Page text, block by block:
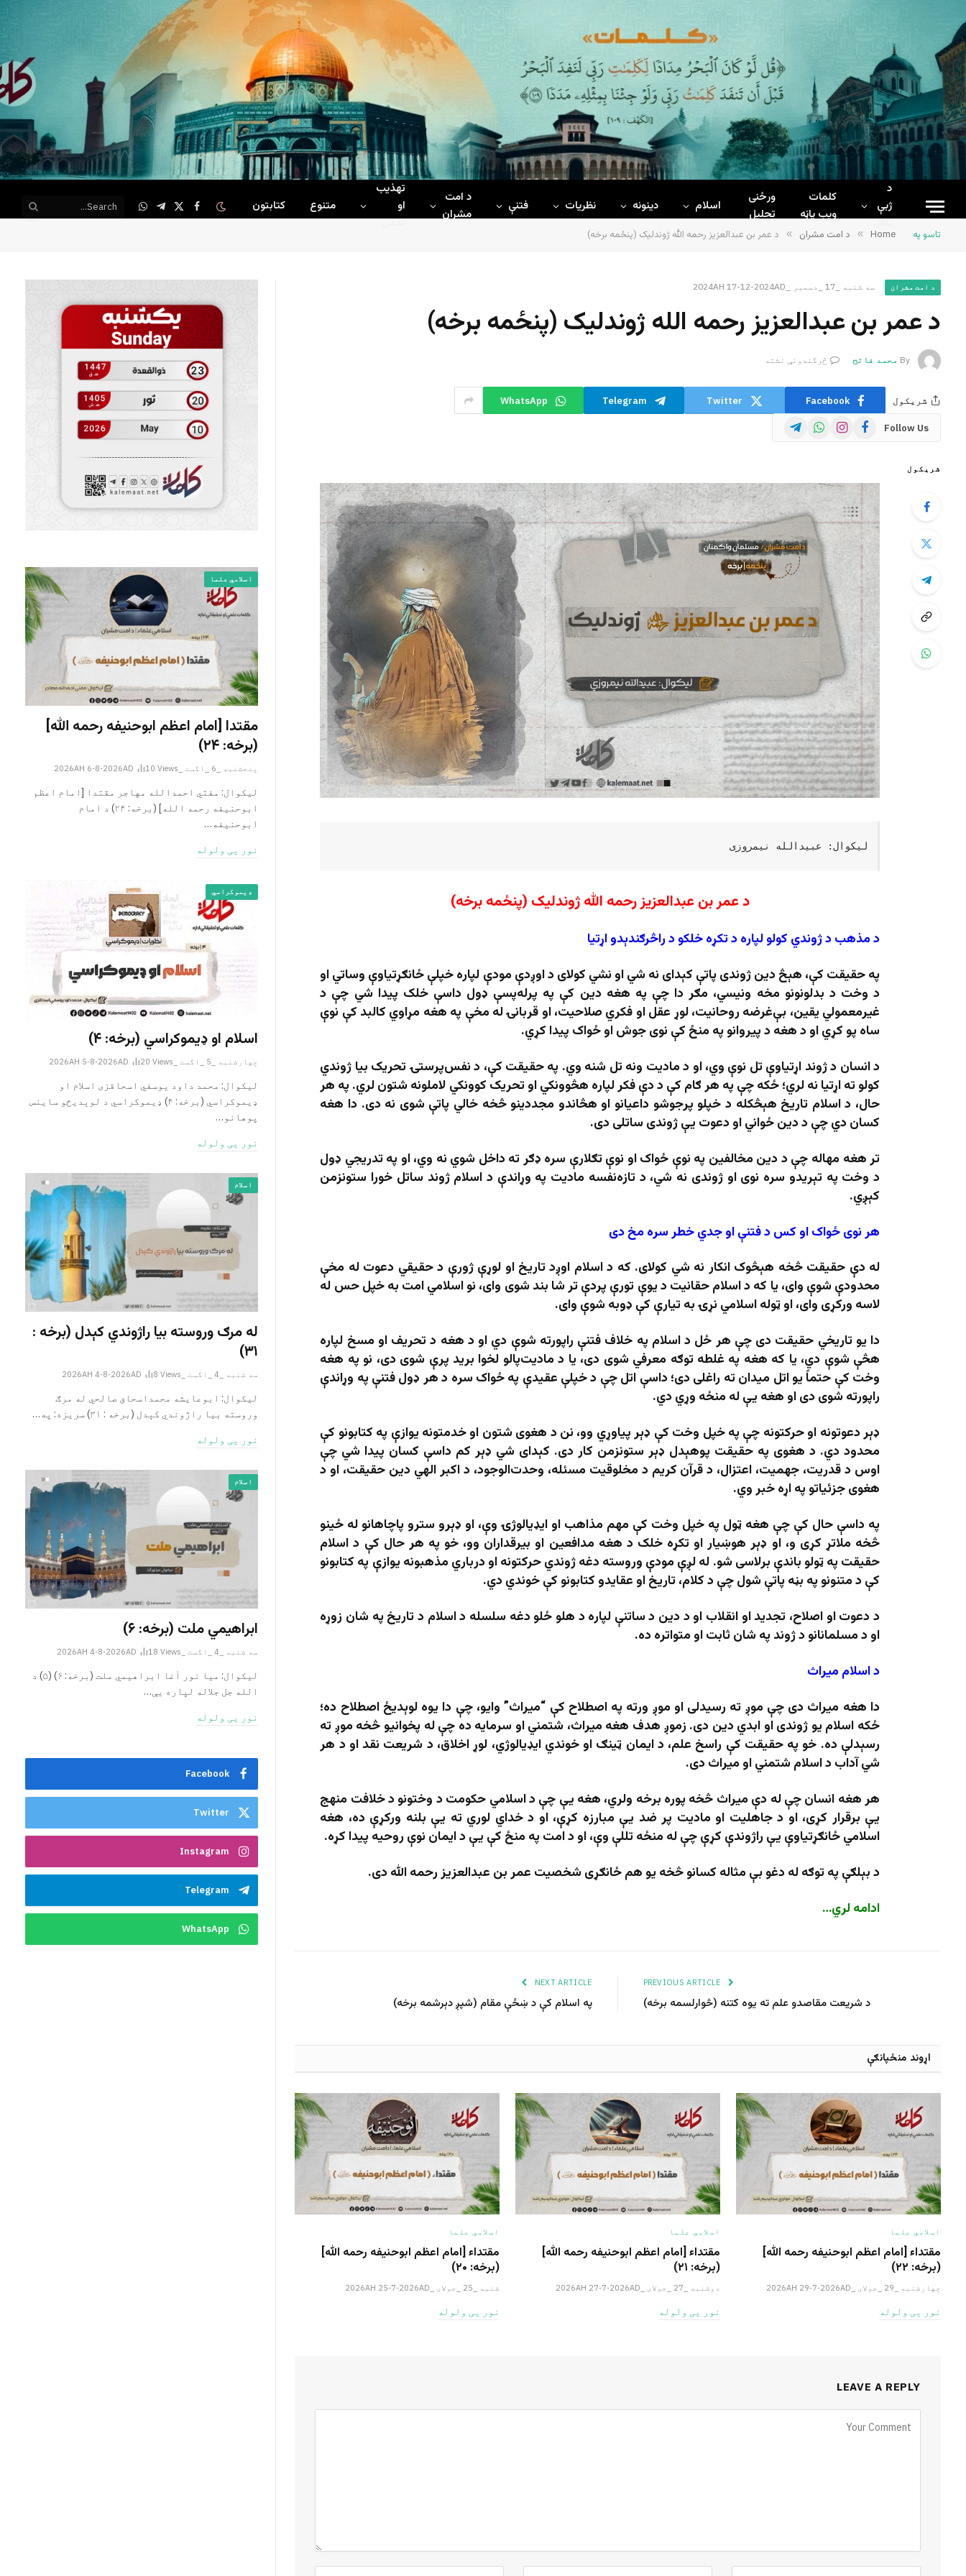
د
ژبې
ټاکل
کلمات
ويب پاڼه
ورځنی
تحلیل
اسلام دینونه نظریات فتنې
د امت
مشران
تهذیب
او
تمدن
متنوع کتابتون Facebook
X
Telegram
WhatsApp
تاسو په Home
» د امت مشران » د عمر بن عبدالعزیز رحمه الله ژوندلیک (پنځمه برخه)
د امت مشران سه شنبه _17 _دسمبر _2024AH 17-12-2024AD
د عمر بن عبدالعزیز رحمه الله ژوندلیک (پنځمه برخه)
By محمد فاتح څرگندونې نشته
شریکول Facebook
Twitter
Telegram
WhatsApp
Follow Us
Facebook
Instagram
WhatsApp
Telegram
شریکول
لیکوال: عبیدالله نیمروزی
د عمر بن عبدالعزیز رحمه الله ژوندلیک (پنځمه برخه)
د مذهب د ژوندي کولو لپاره د تکړه خلکو د راڅرګندېدو اړتیا
په حقیقت کې، هېڅ دین ژوندی پاتې کېدای نه شي او نشي کولای د اوږدې مودې لپاره خپلې ځانګړتیاوې وساتي او
د وخت د بدلونونو مخه ونیسي، مګر دا چې په هغه دین کې په پرله‌پسې ډول داسې خلک پیدا شي چې د
غیرمعمولي یقین، بې‌غرضه روحانیت، لوړ عقل او فکري صلاحیت، او قربانۍ له مخې په هغه مړاوي کالبد کې نوې
ساه پو کړي او د هغه د پیروانو په منځ کې نوی جوش او ځواک پیدا کړي.
د انسان د ژوند اړتیاوې تل نوې وي، او د مادیت ونه تل شنه وي. په حقیقت کې، د نفس‌پرستۍ تحریک بیا ژوندي
کولو ته اړتیا نه لري؛ ځکه چې په هر ګام کې د دې فکر لپاره هڅوونکي او تحریک کوونکي لاملونه شتون لري. په هر
حال، د اسلام تاریخ هېڅکله د خپلو پرجوشو داعیانو او هڅاندو مجددینو څخه خالي پاتې شوی نه دی. دا هغه
کسان دي چې د دین ځواني او دعوت یې ژوندی ساتلی دی.
تر هغه مهاله چې د دین مخالفین په نوې ځواک او نوې تګلارې سره ډګر ته داخل شوي نه وي، او په تدریجي ډول
د وخت په تېریدو سره نوی او ژوندی نه شي، د تازه‌نفسه مادیت په وړاندې د اسلام ژوند ساتل خورا ستونزمن
کېږي.
هر نوی ځواک او کس د فتنې او جدي خطر سره مخ دی
له دې حقیقت څخه هېڅوک انکار نه شي کولای. که د اسلام اوږد تاریخ او لوړې ژورې د حقیقي دعوت له مخې
محدودې شوې وای، یا که د اسلام حقانیت د یوې تورې پردې تر شا بند شوی وای، نو اسلامي امت به خپل حس له
لاسه ورکړی وای، او ټوله اسلامي نړۍ به تیارې کې ډوبه شوې وای.
دا یو تاریخي حقیقت دی چې هر ځل د اسلام په خلاف فتنې راپورته شوې دي او د هغه د تحریف او مسخ لپاره
هڅې شوې دي، یا که هغه په غلطه توګه معرفي شوی دی، یا د مادیت‌پالو لخوا برید پرې شوی دی، نو په هغه
وخت کې حتماً یو اتل میدان ته راغلی دی؛ داسې اتل چې د خپلې عقیدې په ځواک سره د هر ډول فتنې په وړاندې
راپورته شوی دی او هغه یې له منځه وړي دي.
ډېر دعوتونه او حرکتونه چې په خپل وخت کې ډېر پیاوړي وو، نن د هغوی شتون او خدمتونه یوازې په کتابونو کې
محدود دي. د هغوی په حقیقت پوهېدل ډېر ستونزمن کار دی. کېدای شي ډېر کم داسې کسان پیدا شي چې
اوس د قدریت، جهمیت، اعتزال، د قرآن کریم د مخلوقیت مسئله، وحدت‌الوجود، د اکبر الهي دین حقیقت، او د
هغوی جزئیاتو په اړه خبر وي.
په داسې حال کې چې هغه ټول په خپل وخت کې مهم مذاهب او ایډیالوژۍ وې، او ډېرو سترو پاچاهانو له ځینو
څخه ملاتړ کړی و، او ډېر هوښیار او تکړه خلک د هغه مدافعین او بیرقداران وو، خو په هر حال کې د اسلام
حقیقت په ټولو باندې برلاسی شو. له لږې مودې وروسته دغه ژوندي حرکتونه او درباري مذهبونه یوازې په کتابونو
کې د متنونو په بڼه پاتې شول چې د کلام، تاریخ او عقایدو کتابونو کې خوندي دي.
د دعوت او اصلاح، تجدید او انقلاب او د دین د ساتنې لپاره د هلو ځلو دغه سلسله د اسلام د تاریخ په شان زوړه
او د مسلمانانو د ژوند په شان ثابت او متواتره ده.
د اسلام میراث
دا هغه میراث دی چې موږ ته رسیدلی او موږ ورته په اصطلاح کې “میراث” وایو، چې دا یوه لوېدیځ اصطلاح ده؛
ځکه اسلام یو ژوندی او ابدي دین دی. زموږ هدف هغه میراث، شتمني او سرمایه ده چې له پخوانیو څخه موږ ته
رسېدلې ده. خو په حقیقت کې راسخ علم، د ایمان ټینګ او خوندي ایډیالوژي، لوړ اخلاق، د شریعت نقد او د هر
شي آداب د اسلام شتمني او میراث دی.
هر هغه انسان چې له دې میراث څخه پوره برخه ولري، هغه یې چې د اسلامي حکومت د وختونو د خلافت منهج
یې برقرار کړی، او د جاهلیت او مادیت پر ضد یې مبارزه کړې، او د خداي لوري ته یې بلنه ورکړې ده، هغه
اسلامي ځانګړتیاوې یې راژوندې کړې چې له منځه تللې وې، او د امت په منځ کې یې د ایمان نوې روحيه پیدا کړه.
د بېلګې په توګه له دغو بې مثاله کسانو څخه یو هم ځانګړی شخصیت عمر بن عبدالعزیز رحمه الله دی.
ادامه لري…
د شریعت مقاصدو علم ته یوه کتنه (څوارلسمه برخه)
NEXT ARTICLE
په اسلام کې د ښځې مقام (شپږ دېرشمه برخه)
اړوند منځپانګې
اسلامي علما
مقتداء [امام اعظم ابوحنیفه رحمه الله‎]
(برخه: ۲۲)
چهارشنبه _29 _جولای _2026AH 29-7-2026AD
نور یی ولوله
اسلامي علما
مقتداء [امام اعظم ابوحنیفه رحمه الله‎]
(برخه: ۲۱)
دوشنبه _27 _جولای _2026AH 27-7-2026AD
نور یی ولوله
اسلامي علما
مقتداء [امام اعظم ابوحنیفه رحمه الله‎]
(برخه: ۲۰)
شنبه _25 _جولای _2026AH 25-7-2026AD
نور یی ولوله
LEAVE A REPLY
اسلامي علما
مقتدا [امام اعظم ابوحنیفه رحمه الله‎]
(برخه: ۲۴)
پنجشنبه _6 _اگست _2026AH 6-8-2026AD 10 Views
لیکوال: مفتي احمدالله مهاجر مقتدا [امام اعظم
ابوحنیفه رحمه الله‎] (برخه: ۲۴) د امام
ابوحنيفه…
نور یی ولوله
ډیموکراسي
اسلام او ډیموکراسي (برخه: ۴)
چهارشنبه _5 _اگست _2026AH 5-8-2026AD 20 Views
لیکوال: محمد داود یوسفي اسحاقزی اسلام او
ډیموکراسي (برخه: ۴) ډیموکراسي د لوېدیځو ساینس
پوهانو…
نور یی ولوله
اسلام
له مرګ وروسته بیا راژوندي کېدل (برخه :
۳۱)
سه شنبه _4 _اگست _2026AH 4-8-2026AD 8 Views
لیکوال: ابوعایشه محمداسحاق صالحي له مرګ
وروسته بیا راژوندي کېدل (برخه : ۳۱) سریزه: په…
نور یی ولوله
اسلام
ابراهيمي ملت (برخه: ۶)
سه شنبه _4 _اگست _2026AH 4-8-2026AD 18 Views
ليکوال: میا نور آغا ابراهيمي ملت (برخه: ۶) (۵) د
الله جل جلاله لپاره یې…
نور یی ولوله
Facebook
Twitter
Instagram
Telegram
WhatsApp